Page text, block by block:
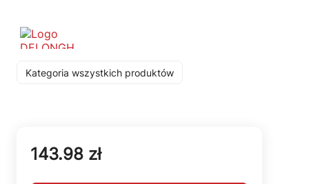
Kategoria wszystkich produktów
143.98 zł